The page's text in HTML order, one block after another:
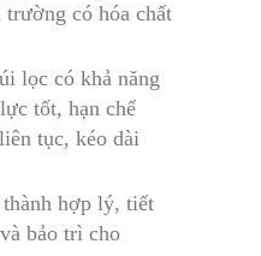
có hóa chất
lọc có khả năng
tốt, hạn chế
tục, kéo dài
hợp lý, tiết
và bảo trì cho